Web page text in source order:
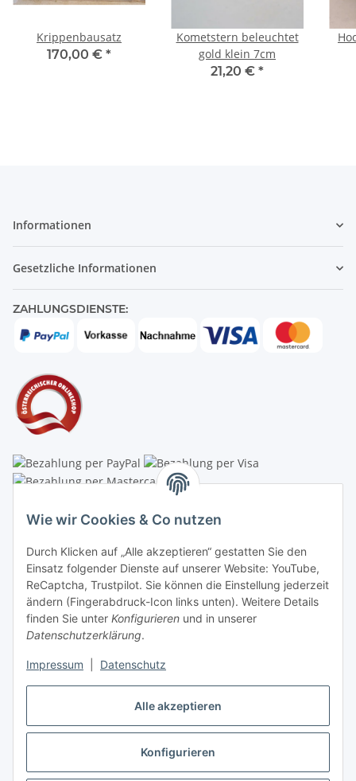
Alle akzeptieren
Konfigurieren
Wie wir Cookies & Co nutzen
Durch Klicken auf „Alle akzeptieren“ gestatten Sie den
Einsatz folgender Dienste auf unserer Website: YouTube,
ReCaptcha, Trustpilot. Sie können die Einstellung jederzeit
ändern (Fingerabdruck-Icon links unten). Weitere Details
finden Sie unter Konfigurieren und in unserer
Datenschutzerklärung.
Impressum Datenschutz
Krippenbausatz
170,00 € *
Kometstern beleuchtet
gold klein 7cm
21,20 € *
Informationen
Gesetzliche Informationen
ZAHLUNGSDIENSTE:
Schauraum & Verkauf: Pfarrwald 46
Buchhaltung: Königleiten 11
A-3354 Wolfsbach
shop@krippen-shop.at
www.krippen-shop.at
Vertrag widerrufen